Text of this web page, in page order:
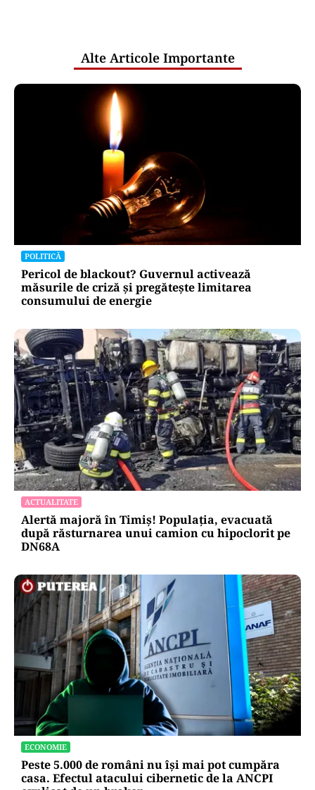
Alte Articole Importante
POLITICĂ
Pericol de blackout? Guvernul activează
măsurile de criză și pregătește limitarea
consumului de energie
ACTUALITATE
Alertă majoră în Timiș! Populația, evacuată
după răsturnarea unui camion cu hipoclorit pe
DN68A
ECONOMIE
Peste 5.000 de români nu își mai pot cumpăra
casa. Efectul atacului cibernetic de la ANCPI